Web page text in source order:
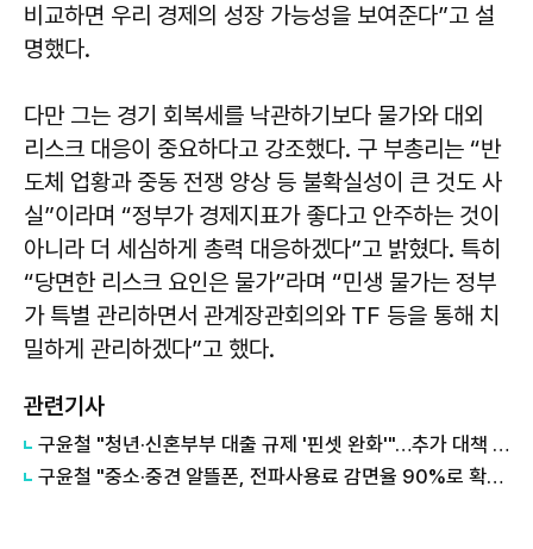
비교하면 우리 경제의 성장 가능성을 보여준다”고 설
명했다.
다만 그는 경기 회복세를 낙관하기보다 물가와 대외
리스크 대응이 중요하다고 강조했다. 구 부총리는 “반
도체 업황과 중동 전쟁 양상 등 불확실성이 큰 것도 사
실”이라며 “정부가 경제지표가 좋다고 안주하는 것이
아니라 더 세심하게 총력 대응하겠다”고 밝혔다. 특히
“당면한 리스크 요인은 물가”라며 “민생 물가는 정부
가 특별 관리하면서 관계장관회의와 TF 등을 통해 치
밀하게 관리하겠다”고 했다.
관련기사
구윤철 "청년·신혼부부 대출 규제 '핀셋 완화'"…추가 대책 예고
구윤철 "중소·중견 알뜰폰, 전파사용료 감면율 90%로 확대"